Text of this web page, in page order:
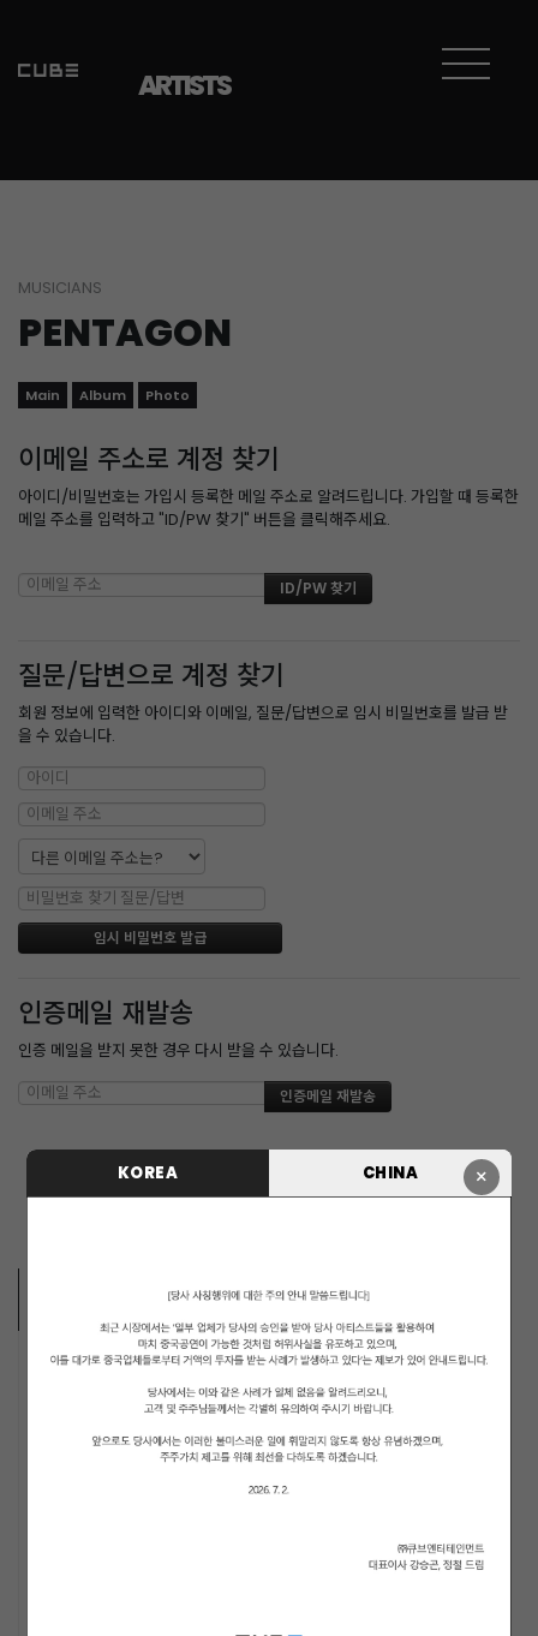
×
KOREA CHINA
ARTISTS
MUSICIANS
PENTAGON
Main Album Photo
이메일 주소로 계정 찾기
아이디/비밀번호는 가입시 등록한 메일 주소로 알려드립니다. 가입할 때 등록한
메일 주소를 입력하고 "ID/PW 찾기" 버튼을 클릭해주세요.
질문/답변으로 계정 찾기
회원 정보에 입력한 아이디와 이메일, 질문/답변으로 임시 비밀번호를 발급 받
을 수 있습니다.
인증메일 재발송
인증 메일을 받지 못한 경우 다시 받을 수 있습니다.
MUSICIANS
PENTAGON
i-dle (아이들)